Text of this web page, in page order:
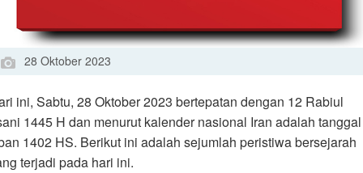
28 Oktober 2023
ini, Sabtu, 28 Oktober 2023 bertepatan dengan 12 Rabiul
1445 H dan menurut kalender nasional Iran adalah
1402 HS. Berikut ini adalah sejumlah peristiwa bersejarah
terjadi pada hari ini.